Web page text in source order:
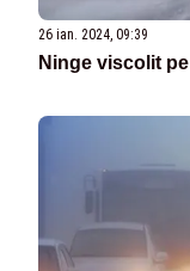
26 ian. 2024, 09:39
Ninge viscolit